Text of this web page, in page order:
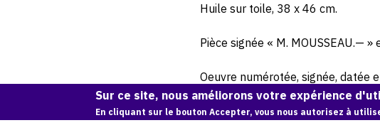
Huile sur toile, 38 x 46 cm.
Pièce signée « M. MOUSSEAU.— »
Oeuvre numérotée, signée, datée
Sur ce site, nous améliorons votre expérience
En cliquant sur le bouton Accepter, vous nous autorisez à